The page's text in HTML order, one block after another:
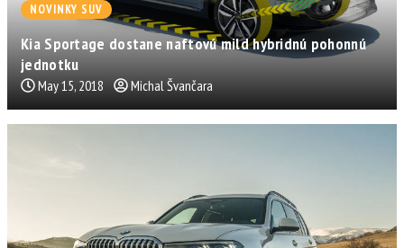
NOVINKY SUV
Kia Sportage dostane naftovú mild hybridnú pohonnú
jednotku
May 15, 2018 Michal Švančara